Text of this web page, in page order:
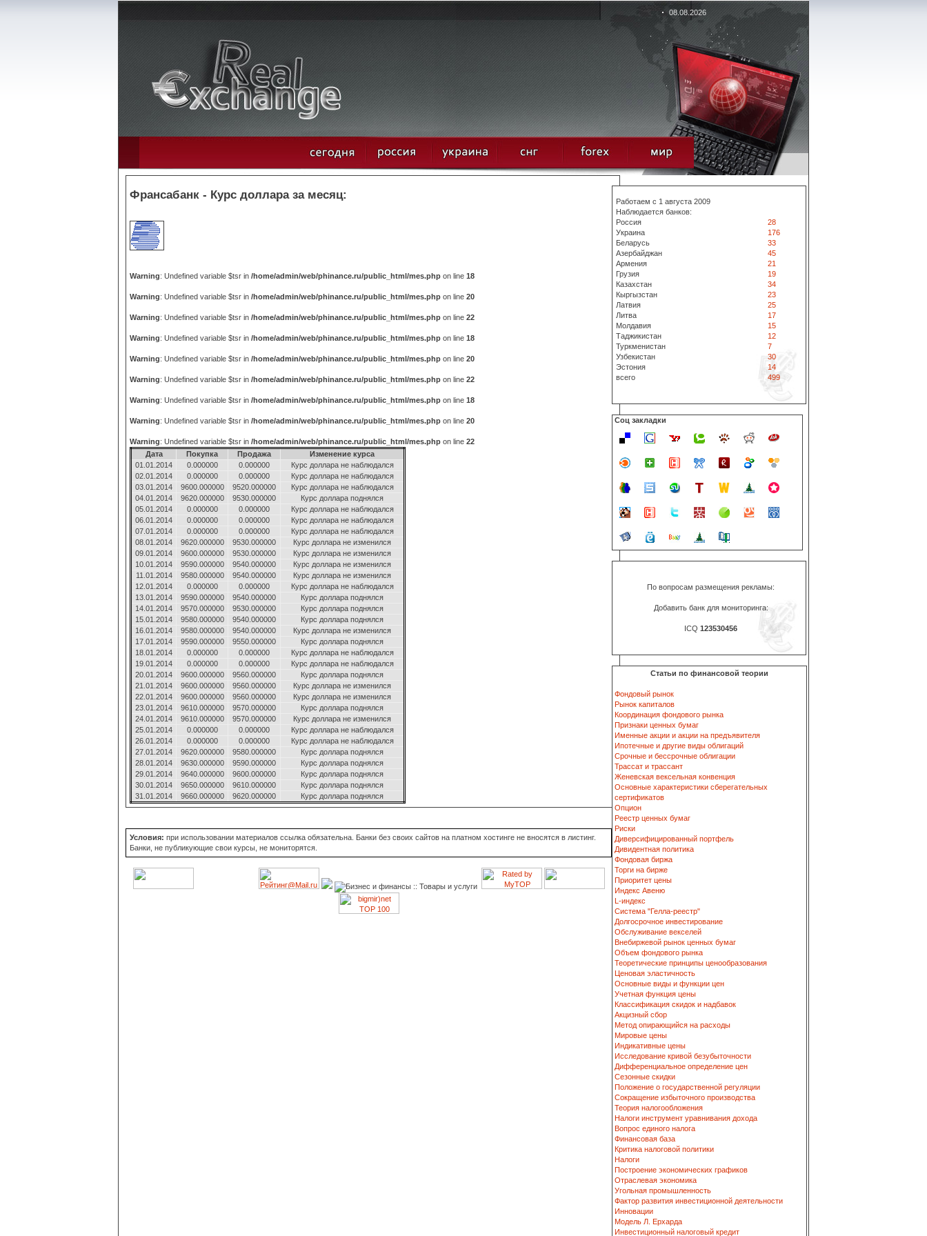
08.08.2026
Франсабанк - Курс доллара за месяц:
Warning: Undefined variable $tsr in /home/admin/web/phinance.ru/public_html/mes.php on line 18
Warning: Undefined variable $tsr in /home/admin/web/phinance.ru/public_html/mes.php on line 20
Warning: Undefined variable $tsr in /home/admin/web/phinance.ru/public_html/mes.php on line 22
Warning: Undefined variable $tsr in /home/admin/web/phinance.ru/public_html/mes.php on line 18
Warning: Undefined variable $tsr in /home/admin/web/phinance.ru/public_html/mes.php on line 20
Warning: Undefined variable $tsr in /home/admin/web/phinance.ru/public_html/mes.php on line 22
Warning: Undefined variable $tsr in /home/admin/web/phinance.ru/public_html/mes.php on line 18
Warning: Undefined variable $tsr in /home/admin/web/phinance.ru/public_html/mes.php on line 20
Warning: Undefined variable $tsr in /home/admin/web/phinance.ru/public_html/mes.php on line 22
Дата
Покупка Продажа
Изменение курса
01.01.2014
0.000000 0.000000
Курс доллара не наблюдался
02.01.2014
0.000000 0.000000
Курс доллара не наблюдался
03.01.2014
9600.000000 9520.000000
Курс доллара не наблюдался
04.01.2014
9620.000000 9530.000000
Курс доллара поднялся
05.01.2014
0.000000 0.000000
Курс доллара не наблюдался
06.01.2014
0.000000 0.000000
Курс доллара не наблюдался
07.01.2014
0.000000 0.000000
Курс доллара не наблюдался
08.01.2014
9620.000000 9530.000000
Курс доллара не изменился
09.01.2014
9600.000000 9530.000000
Курс доллара не изменился
10.01.2014
9590.000000 9540.000000
Курс доллара не изменился
11.01.2014
9580.000000 9540.000000
Курс доллара не изменился
12.01.2014
0.000000 0.000000
Курс доллара не наблюдался
13.01.2014
9590.000000 9540.000000
Курс доллара поднялся
14.01.2014
9570.000000 9530.000000
Курс доллара поднялся
15.01.2014
9580.000000 9540.000000
Курс доллара поднялся
16.01.2014
9580.000000 9540.000000
Курс доллара не изменился
17.01.2014
9590.000000 9550.000000
Курс доллара поднялся
18.01.2014
0.000000 0.000000
Курс доллара не наблюдался
19.01.2014
0.000000 0.000000
Курс доллара не наблюдался
20.01.2014
9600.000000 9560.000000
Курс доллара поднялся
21.01.2014
9600.000000 9560.000000
Курс доллара не изменился
22.01.2014
9600.000000 9560.000000
Курс доллара не изменился
23.01.2014
9610.000000 9570.000000
Курс доллара поднялся
24.01.2014
9610.000000 9570.000000
Курс доллара не изменился
25.01.2014
0.000000 0.000000
Курс доллара не наблюдался
26.01.2014
0.000000 0.000000
Курс доллара не наблюдался
27.01.2014
9620.000000 9580.000000
Курс доллара поднялся
28.01.2014
9630.000000 9590.000000
Курс доллара поднялся
29.01.2014
9640.000000 9600.000000
Курс доллара поднялся
30.01.2014
9650.000000 9610.000000
Курс доллара поднялся
31.01.2014
9660.000000 9620.000000 Курс доллара поднялся
Условия: при использовании материалов ссылка обязательна. Банки без своих сайтов на платном хостинге не вносятся в листинг.
Банки, не публикующие свои курсы, не мониторятся.
Работаем с 1 августа 2009
Наблюдается банков:
Россия
28
Украина
176
Беларусь
33
Азербайджан
45
Армения
21
Грузия
19
Казахстан
34
Кыргызстан
23
Латвия
25
Литва
17
Молдавия
15
Таджикистан
12
Туркменистан
7
Узбекистан
30
Эстония
14
всего
499
Соц закладки
По вопросам размещения рекламы:
Добавить банк для мониторинга:
ICQ 123530456
Статьи по финансовой теории
Фондовый рынок
Рынок капиталов
Координация фондового рынка
Признаки ценных бумаг
Именные акции и акции на предъявителя
Ипотечные и другие виды облигаций
Срочные и бессрочные облигации
Трассат и трассант
Женевская вексельная конвенция
Основные характеристики сберегательных
сертификатов
Опцион
Реестр ценных бумаг
Риски
Диверсифицированный портфель
Дивидентная политика
Фондовая биржа
Торги на бирже
Приоритет цены
Индекс Авеню
L-индекс
Система "Гелла-реестр"
Долгосрочное инвестирование
Обслуживание векселей
Внебиржевой рынок ценных бумаг
Объем фондового рынка
Теоретические принципы ценообразования
Ценовая эластичность
Основные виды и функции цен
Учетная функция цены
Классификация скидок и надбавок
Акцизный сбор
Метод опирающийся на расходы
Мировые цены
Индикативные цены
Исследование кривой безубыточности
Дифференциальное определение цен
Сезонные скидки
Положение о государственной регуляции
Сокращение избыточного производства
Теория налогообложения
Налоги инструмент уравнивания дохода
Вопрос единого налога
Финансовая база
Критика налоговой политики
Налоги
Построение экономических графиков
Отраслевая экономика
Угольная промышленность
Фактор развития инвестиционной деятельности
Инновации
Модель Л. Ерхарда
Инвестиционный налоговый кредит